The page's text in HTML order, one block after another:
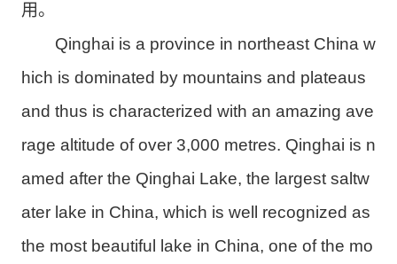
用。
Qinghai is a province in northeast China w
hich is dominated by mountains and plateaus
and thus is characterized with an amazing ave
rage altitude of over 3,000 metres. Qinghai is n
amed after the Qinghai Lake, the largest saltw
ater lake in China, which is well recognized as
the most beautiful lake in China, one of the mo